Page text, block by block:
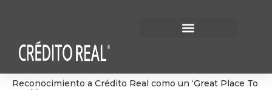
Reconocimiento a Crédito Real como un ‘Great Place To